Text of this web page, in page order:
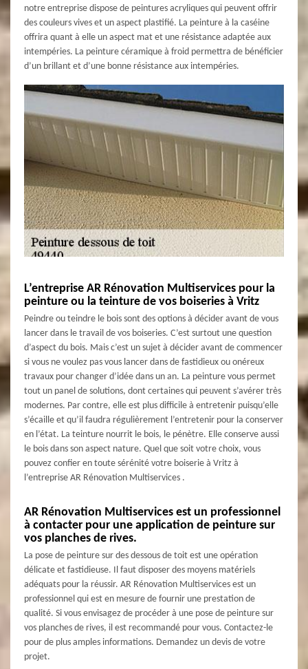
notre entreprise dispose de peintures acryliques qui peuvent offrir
des couleurs vives et un aspect plastifié. La peinture à la caséine
offrira quant à elle un aspect mat et une résistance adaptée aux
intempéries. La peinture céramique à froid permettra de bénéficier
d’un brillant et d’une bonne résistance aux intempéries.
L’entreprise AR Rénovation Multiservices pour la
peinture ou la teinture de vos boiseries à Vritz
Peindre ou teindre le bois sont des options à décider avant de vous
lancer dans le travail de vos boiseries. C’est surtout une question
d’aspect du bois. Mais c’est un sujet à décider avant de commencer
si vous ne voulez pas vous lancer dans de fastidieux ou onéreux
travaux pour changer d’idée dans un an. La peinture vous permet
tout un panel de solutions, dont certaines qui peuvent s’avérer très
modernes. Par contre, elle est plus difficile à entretenir puisqu’elle
s’écaille et qu’il faudra régulièrement l’entretenir pour la conserver
en l’état. La teinture nourrit le bois, le pénètre. Elle conserve aussi
le bois dans son aspect nature. Quel que soit votre choix, vous
pouvez confier en toute sérénité votre boiserie à Vritz à
l’entreprise AR Rénovation Multiservices .
AR Rénovation Multiservices est un professionnel
à contacter pour une application de peinture sur
vos planches de rives.
La pose de peinture sur des dessous de toit est une opération
délicate et fastidieuse. Il faut disposer des moyens matériels
adéquats pour la réussir. AR Rénovation Multiservices est un
professionnel qui est en mesure de fournir une prestation de
qualité. Si vous envisagez de procéder à une pose de peinture sur
vos planches de rives, il est recommandé pour vous. Contactez-le
pour de plus amples informations. Demandez un devis de votre
projet.